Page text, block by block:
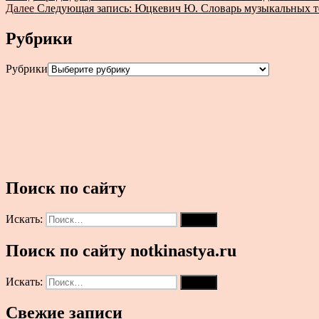
Далее Следующая запись: Юцкевич Ю. Словарь музыкальных
Рубрики
Рубрики
Поиск по сайту
Искать:
Поиск по сайту notkinastya.ru
Искать:
Свежие записи